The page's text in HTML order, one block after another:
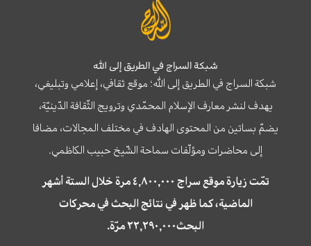
شبكة السراج في الطريق إلى الله
شبكة السراج في الطريق إلى الله؛ موقع ثقافي، إعلامي وتبليغي،
يهدف لنشر معارف الإسلام المحمّدي وترويج الثّقافة الدّينيّة،
يضمّ بساتين من المحتوى الهادف في مختلف المجالات، مضافا
إلى محاضرات ومؤلّفات سماحة الشّيخ حبيب الكاظمي.
تمّت زيارة موقع سراج ٤,٨٠٠,٠٠٠ مرة خلال الستة أشهر
الماضية، كما ظهر في نتائج البحث في محركات
البحث٢٢,٢٩٠,٠٠٠ مرّة.